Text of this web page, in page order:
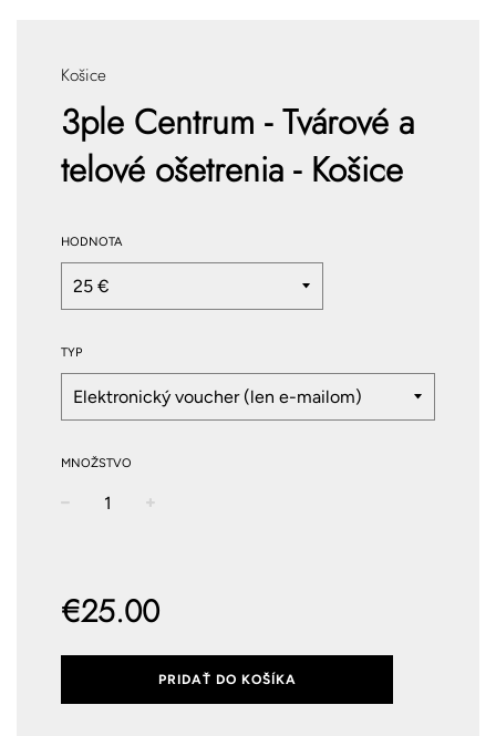
Košice
3ple Centrum - Tvárové a
telové ošetrenia - Košice
HODNOTA
TYP
MNOŽSTVO
€25.00
PRIDAŤ DO KOŠÍKA